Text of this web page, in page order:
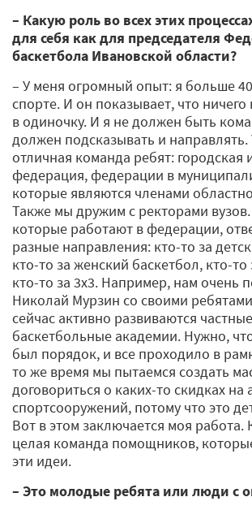
– Какую роль во всех этих
для себя как для председателя
баскетбола Ивановской области?
– У меня огромный опыт: я больше
спорте. И он показывает, что ничего
в одиночку. И я не должен быть
должен подсказывать и направлять.
отличная команда ребят: городская
федерация, федерации в
которые являются членами
Также мы дружим с ректорами
которые работают в федерации,
разные направления: кто-то за
кто-то за женский баскетбол, кто-
кто-то за 3х3. Например, нам очень
Николай Мурзин со своими
сейчас активно развиваются
баскетбольные академии. Нужно,
был порядок, и все проходило в
то же время мы пытаемся создать
договориться о каких-то скидках на
спортсооружений, потому что это
Вот в этом заключается моя работа.
целая команда помощников,
эти идеи.
– Это молодые ребята или люди с